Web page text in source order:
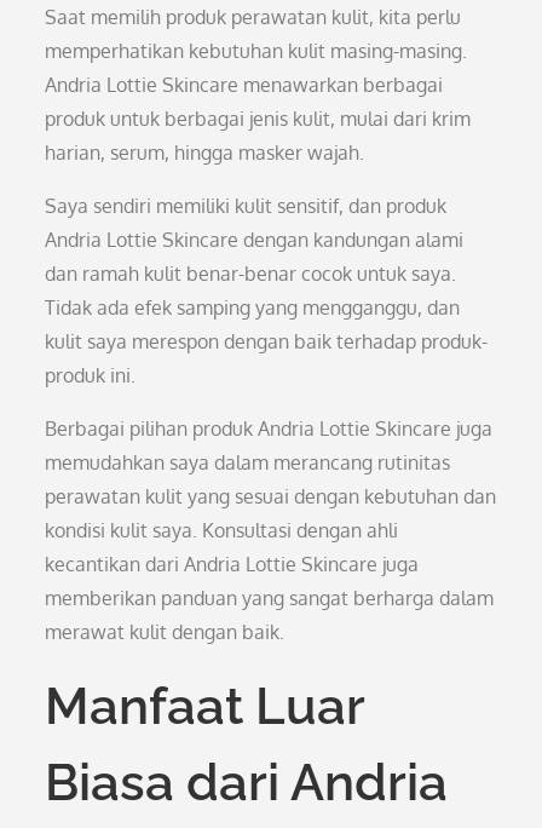
Saat memilih produk perawatan kulit, kita perlu
memperhatikan kebutuhan kulit masing-masing.
Andria Lottie Skincare menawarkan berbagai
produk untuk berbagai jenis kulit, mulai dari krim
harian, serum, hingga masker wajah.
Saya sendiri memiliki kulit sensitif, dan produk
Andria Lottie Skincare dengan kandungan alami
dan ramah kulit benar-benar cocok untuk saya.
Tidak ada efek samping yang mengganggu, dan
kulit saya merespon dengan baik terhadap produk-
produk ini.
Berbagai pilihan produk Andria Lottie Skincare juga
memudahkan saya dalam merancang rutinitas
perawatan kulit yang sesuai dengan kebutuhan dan
kondisi kulit saya. Konsultasi dengan ahli
kecantikan dari Andria Lottie Skincare juga
memberikan panduan yang sangat berharga dalam
merawat kulit dengan baik.
Manfaat Luar
Biasa dari Andria